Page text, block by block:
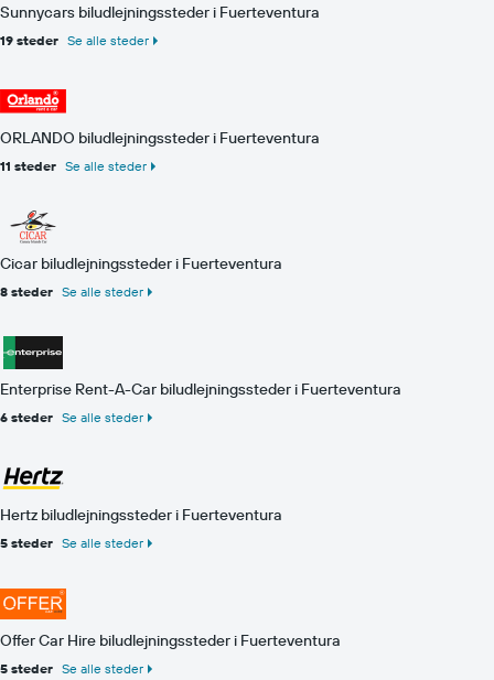
Sunnycars biludlejningssteder i Fuerteventura
19 steder Se alle steder
ORLANDO biludlejningssteder i Fuerteventura
11 steder Se alle steder
Cicar biludlejningssteder i Fuerteventura
8 steder Se alle steder
Enterprise Rent-A-Car biludlejningssteder i Fuerteventura
6 steder Se alle steder
Hertz biludlejningssteder i Fuerteventura
5 steder Se alle steder
Offer Car Hire biludlejningssteder i Fuerteventura
5 steder Se alle steder